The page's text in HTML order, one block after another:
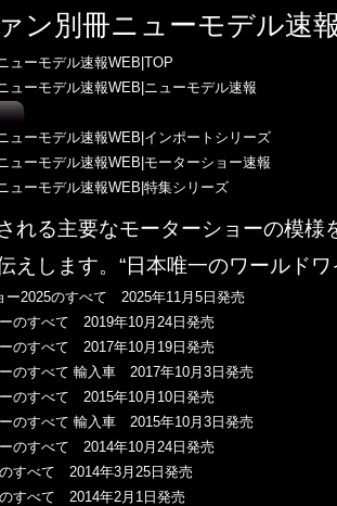
ン別冊ニューモデル速
れる主要なモーターショーの模
えします。“日本唯一のワールド
ー2025のすべて 2025年11月5日発売
のすべて 2019年10月24日発売
のすべて 2017年10月19日発売
のすべて 輸入車 2017年10月3日発売
のすべて 2015年10月10日発売
のすべて 輸入車 2015年10月3日発売
のすべて 2014年10月24日発売
すべて 2014年3月25日発売
すべて 2014年2月1日発売